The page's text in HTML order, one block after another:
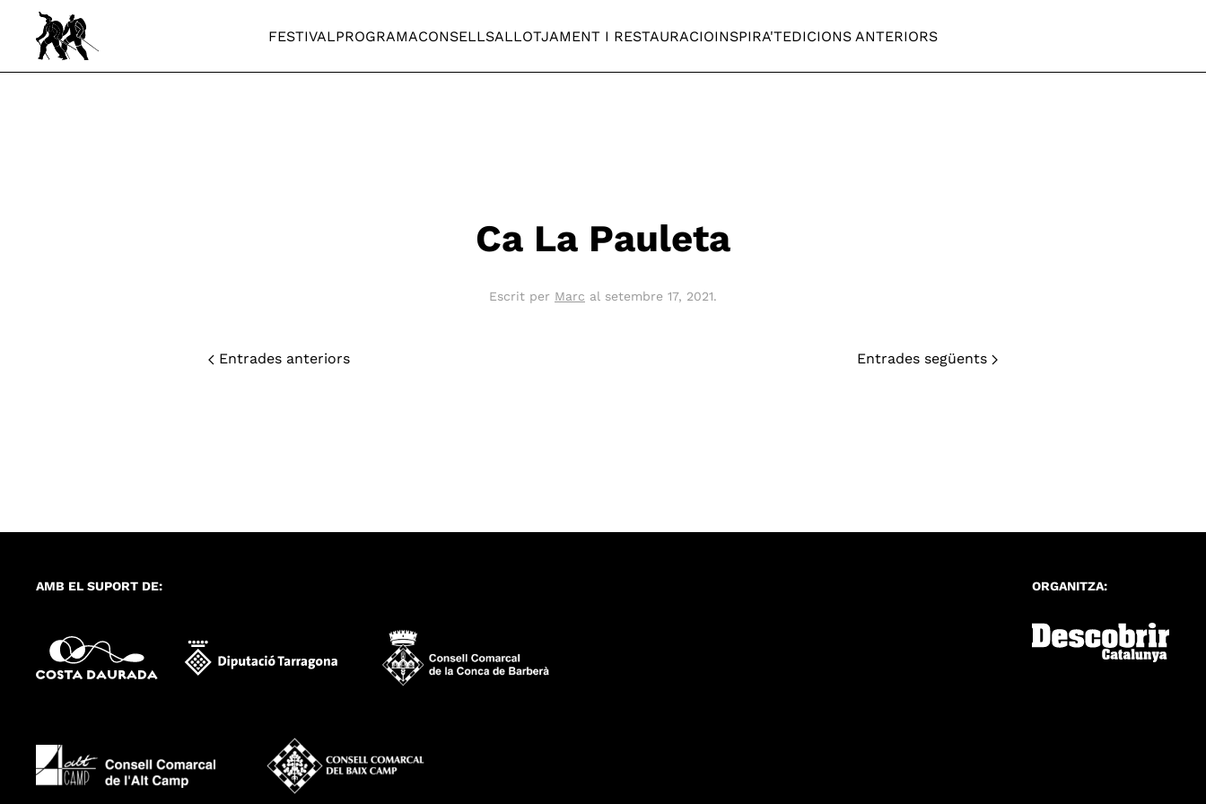
Skip to main content
FESTIVALPROGRAMACONSELLSALLOTJAMENT I RESTAURACIOINSPIRA'TEDICIONS ANTERIORS
Ca La Pauleta
Escrit per Marc al setembre 17, 2021.
Entrades anteriors Entrades següents
AMB EL SUPORT DE: ORGANITZA: